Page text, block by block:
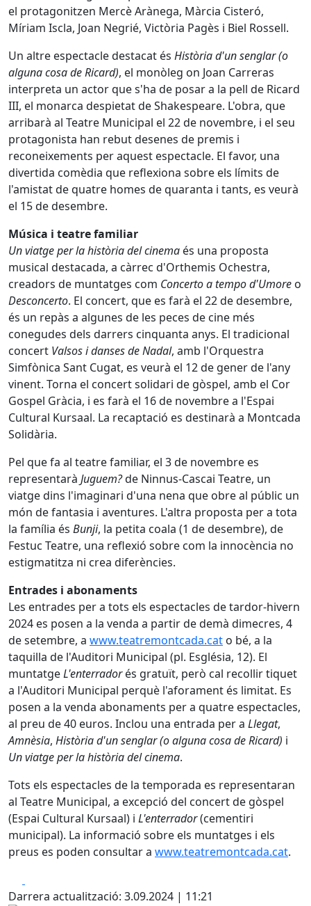
el protagonitzen Mercè Arànega, Màrcia Cisteró,
Míriam Iscla, Joan Negrié, Victòria Pagès i Biel Rossell.
Un altre espectacle destacat és Història d'un senglar (o
alguna cosa de Ricard), el monòleg on Joan Carreras
interpreta un actor que s'ha de posar a la pell de Ricard
III, el monarca despietat de Shakespeare. L'obra, que
arribarà al Teatre Municipal el 22 de novembre, i el seu
protagonista han rebut desenes de premis i
reconeixements per aquest espectacle. El favor, una
divertida comèdia que reflexiona sobre els límits de
l'amistat de quatre homes de quaranta i tants, es veurà
el 15 de desembre.
Música i teatre familiar
Un viatge per la història del cinema és una proposta
musical destacada, a càrrec d'Orthemis Ochestra,
creadors de muntatges com Concerto a tempo d'Umore o
Desconcerto. El concert, que es farà el 22 de desembre,
és un repàs a algunes de les peces de cine més
conegudes dels darrers cinquanta anys. El tradicional
concert Valsos i danses de Nadal, amb l'Orquestra
Simfònica Sant Cugat, es veurà el 12 de gener de l'any
vinent. Torna el concert solidari de gòspel, amb el Cor
Gospel Gràcia, i es farà el 16 de novembre a l'Espai
Cultural Kursaal. La recaptació es destinarà a Montcada
Solidària.
Pel que fa al teatre familiar, el 3 de novembre es
representarà Juguem?de Ninnus-Cascai Teatre, un
viatge dins l'imaginari d'una nena que obre al públic un
món de fantasia i aventures. L'altra proposta per a tota
la família és Bunji, la petita coala (1 de desembre), de
Festuc Teatre, una reflexió sobre com la innocència no
estigmatitza ni crea diferències.
Entrades i abonaments
Les entrades per a tots els espectacles de tardor-hivern
2024 es posen a la venda a partir de demà dimecres, 4
de setembre, a www.teatremontcada.cat o bé, a la
taquilla de l'Auditori Municipal (pl. Església, 12). El
muntatgeL'enterradorés gratuït, però cal recollir tiquet
a l'Auditori Municipal perquè l'aforament és limitat. Es
posen a la venda abonaments per a quatre espectacles,
al preu de 40 euros. Inclou una entrada per a Llegat,
Amnèsia, Història d'un senglar (o alguna cosa de Ricard) i
Un viatge per la història del cinema.
Tots els espectacles de la temporada es representaran
al Teatre Municipal, a excepció del concert de gòspel
(Espai Cultural Kursaal) i L'enterrador(cementiri
municipal). La informació sobre els muntatges i els
preus es poden consultar a www.teatremontcada.cat.
Darrera actualització: 3.09.2024 | 11:21